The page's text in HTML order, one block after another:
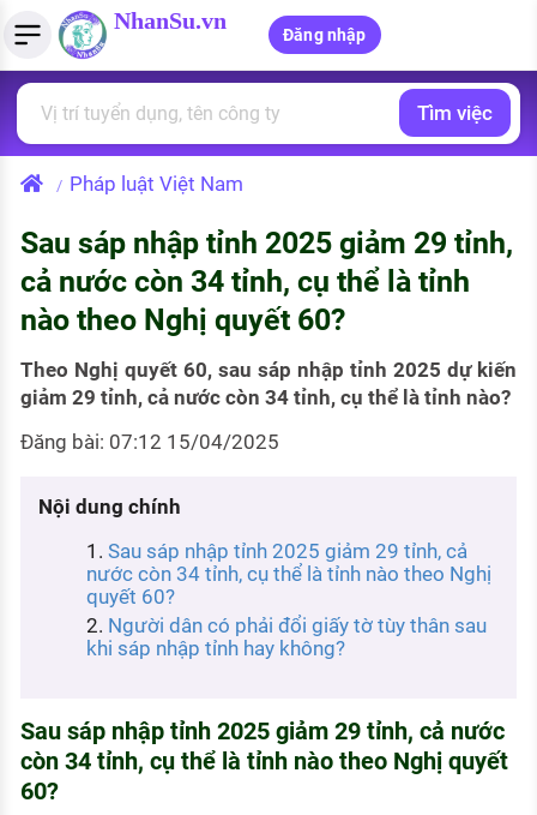
NhanSu.vn
Đăng nhập
Tìm việc làm
Việc làm ngành luật
Việc làm lương cao
CÔNG TY
Quản lý CV
Tải CV lên
Tạo CV trực tuyến
MẪU CV THEO STYLE
Mẫu CV đơn giản
Mẫu CV hiện đại
Tính lương Gross - Net
Tính thuế thu nhập cá nhân
Tính trợ cấp thất nghiệp
PHÁP LUẬT VIỆT NAM
Văn bản pháp luật
PHÁP LUẬT LAO ĐỘNG
Lao động và tiền lương
Thuế thu nhập
Chính sách lao động
KHÁM PHÁ NGHỀ NGHIỆP
Tử vi nghề nghiệp
Kỹ năng nghề nghiệp
Đặc trưng từng nghề
Xu hướng việc làm
Tìm việc
/ Pháp luật Việt Nam
Sau sáp nhập tỉnh 2025 giảm 29 tỉnh,
cả nước còn 34 tỉnh, cụ thể là tỉnh
nào theo Nghị quyết 60?
Theo Nghị quyết 60, sau sáp nhập tỉnh 2025 dự kiến
giảm 29 tỉnh, cả nước còn 34 tỉnh, cụ thể là tỉnh nào?
Đăng bài: 07:12 15/04/2025
Nội dung chính
Sau sáp nhập tỉnh 2025 giảm 29 tỉnh, cả
nước còn 34 tỉnh, cụ thể là tỉnh nào theo Nghị
quyết 60?
Người dân có phải đổi giấy tờ tùy thân sau
khi sáp nhập tỉnh hay không?
Sau sáp nhập tỉnh 2025 giảm 29 tỉnh, cả nước
còn 34 tỉnh, cụ thể là tỉnh nào theo Nghị quyết
60?